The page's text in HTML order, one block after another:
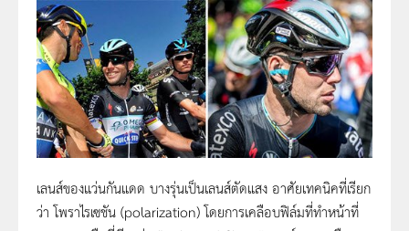
เลนส์ของแว่นกันแดด บางรุ่นเป็นเลนส์ตัดแสง อาศัยเทคนิคที่เรียก
ว่า โพราไรเซชัน (polarization) โดยการเคลือบฟิล์มที่ทำหน้าที่